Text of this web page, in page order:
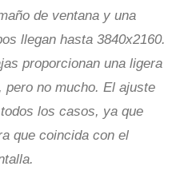
de ventana y una
llegan hasta 3840x2160.
proporcionan una ligera
pero no mucho. El ajuste
los casos, ya que
que coincida con el